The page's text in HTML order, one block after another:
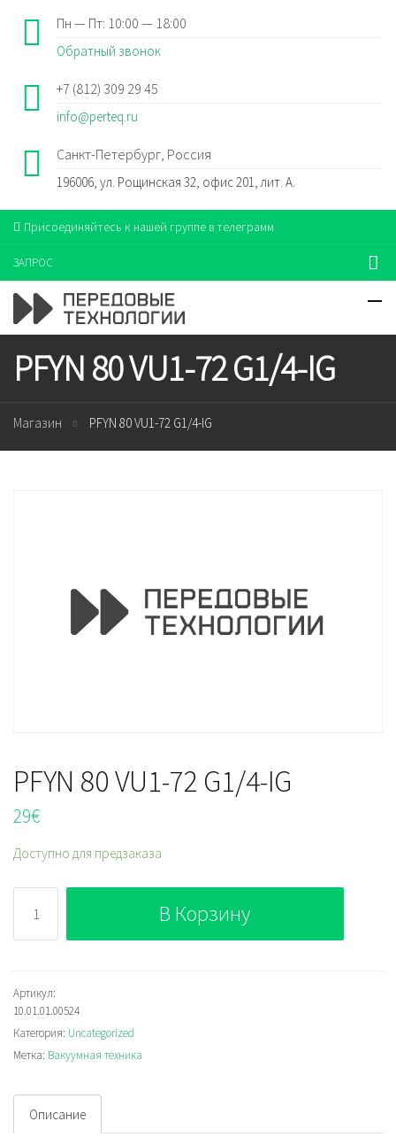
Пн — Пт: 10:00 — 18:00
Обратный звонок
+7 (812) 309 29 45
info@perteq.ru
Санкт-Петербург, Россия
196006, ул. Рощинская 32, офис 201, лит. А.
Присоединяйтесь к нашей группе в телеграмм
ЗАПРОС
PFYN 80 VU1-72 G1/4-IG
Магазин PFYN 80 VU1-72 G1/4-IG
PFYN 80 VU1-72 G1/4-IG
29€
Доступно для предзаказа
PFYN
80
VU1-
72
G1/4-
IG
В Корзину
Артикул:
10.01.01.00524
Категория: Uncategorized
Метка: Вакуумная техника
Описание